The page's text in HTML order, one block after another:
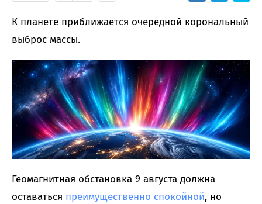
К планете приближается очередной корональный
выброс массы.
Геомагнитная обстановка 9 августа должна
оставаться преимущественно спокойной, но